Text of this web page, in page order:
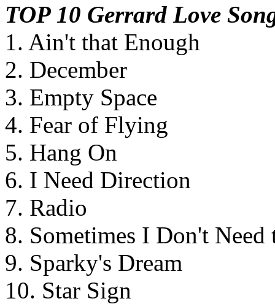
TOP 10 Gerrard Love
1. Ain't that Enough
2. December
3. Empty Space
4. Fear of Flying
5. Hang On
6. I Need Direction
7. Radio
8. Sometimes I Don't
9. Sparky's Dream
10. Star Sign